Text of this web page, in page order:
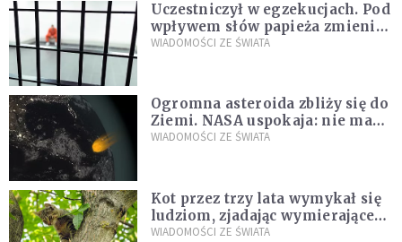
Uczestniczył w egzekucjach. Pod
wpływem słów papieża zmienił
zdanie
WIADOMOŚCI ZE ŚWIATA
Ogromna asteroida zbliży się do
Ziemi. NASA uspokaja: nie ma
zagrożenia
WIADOMOŚCI ZE ŚWIATA
Kot przez trzy lata wymykał się
ludziom, zjadając wymierające
kaczki. W końcu popełnił
WIADOMOŚCI ZE ŚWIATA